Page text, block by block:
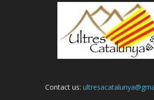
Contact us: